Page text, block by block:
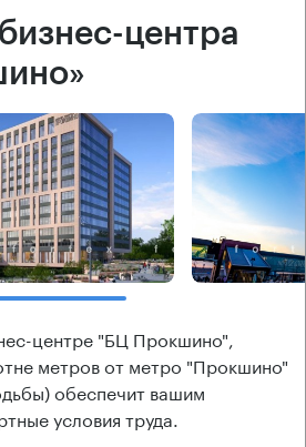
центра
центре "БЦ Прокшино",
метров от метро "Прокшино"
обеспечит вашим
условия труда.